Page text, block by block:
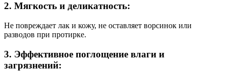
2. Мягкость и деликатность:
Не повреждает лак и кожу, не оставляет ворсинок или
разводов при протирке.
3. Эффективное поглощение влаги и
загрязнений: